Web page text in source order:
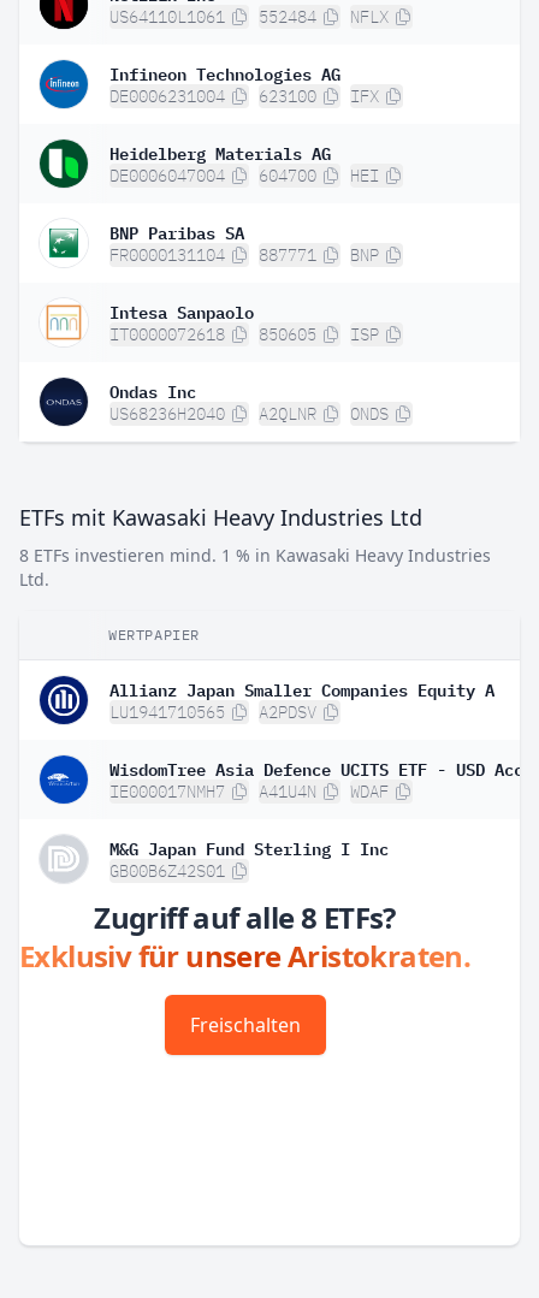
US64110L1061 552484 NFLX
Infineon Technologies AG
DE0006231004 623100 IFX
Heidelberg Materials AG
DE0006047004 604700 HEI
BNP Paribas SA
FR0000131104 887771 BNP
Intesa Sanpaolo
IT0000072618 850605 ISP
Ondas Inc
US68236H2040 A2QLNR ONDS
ETFs mit Kawasaki Heavy Industries Ltd
8 ETFs investieren mind. 1 % in Kawasaki Heavy Industries
Ltd.
WERTPAPIER
Allianz Japan Smaller Companies Equity A
LU1941710565 A2PDSV
WisdomTree Asia Defence UCITS ETF - USD Acc
IE000017NMH7 A41U4N WDAF
M&G Japan Fund Sterling I Inc
GB00B6Z42S01
Zugriff auf alle 8 ETFs?
Exklusiv für unsere Aristokraten.
Freischalten